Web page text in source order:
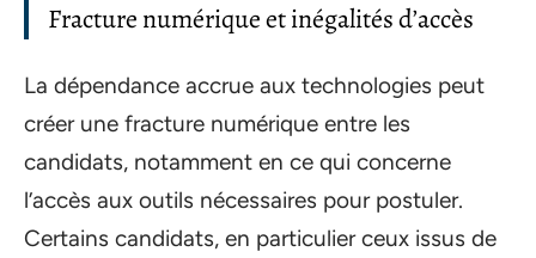
Fracture numérique et inégalités d’accès
La dépendance accrue aux technologies peut
créer une fracture numérique entre les
candidats, notamment en ce qui concerne
l’accès aux outils nécessaires pour postuler.
Certains candidats, en particulier ceux issus de